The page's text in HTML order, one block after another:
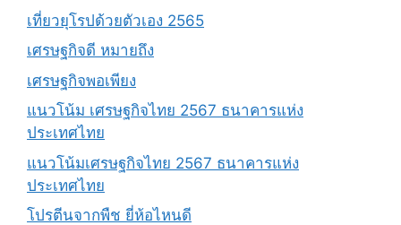
เที่ยวยุโรปด้วยตัวเอง 2565
เศรษฐกิจดี หมายถึง
เศรษฐกิจพอเพียง
แนวโน้ม เศรษฐกิจไทย 2567 ธนาคารแห่ง
ประเทศไทย
แนวโน้มเศรษฐกิจไทย 2567 ธนาคารแห่ง
ประเทศไทย
โปรตีนจากพืช ยี่ห้อไหนดี